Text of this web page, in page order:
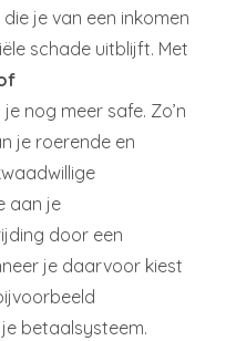
die je van een inkomen
schade uitblijft. Met
je nog meer safe. Zo’n
je roerende en
aan je
door een
je daarvoor kiest
betaalsysteem.